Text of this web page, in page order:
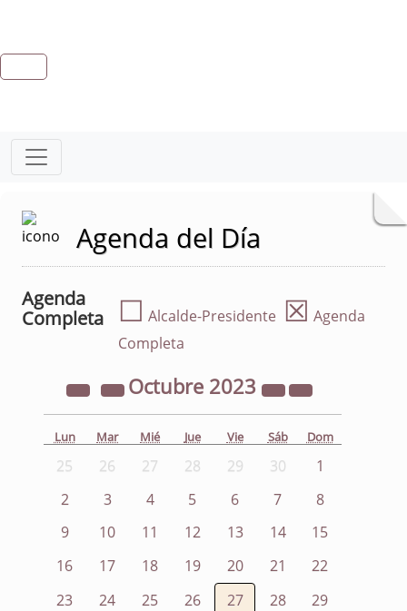
Agenda del Día
Agenda
Completa
☐ Alcalde-Presidente ☒ Agenda
Completa
Octubre 2023
Lun Mar Mié Jue Vie Sáb Dom
25 26 27 28 29 30
1
2
3 4 5 6 7
8
9
10 11 12 13 14
15
16
17 18 19 20 21
22
23
24 25 26 27 28
29